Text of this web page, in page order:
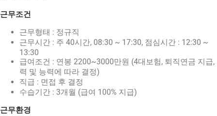
근무조건
근무형태 : 정규직
근무시간 : 주 40시간, 08:30 ~ 17:30, 점심시간 : 12:30 ~
13:30
급여조건 : 연봉 2200~3000만원 (4대보험, 퇴직연금 지급,
력 및 능력에 따라 결정)
직급 : 면접 후 결정
수습기간 : 3개월 (급여 100% 지급)
근무환경